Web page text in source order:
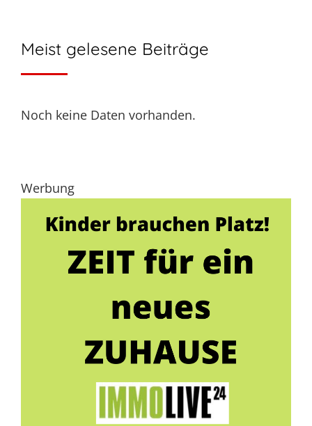
Meist gelesene Beiträge
Noch keine Daten vorhanden.
Werbung